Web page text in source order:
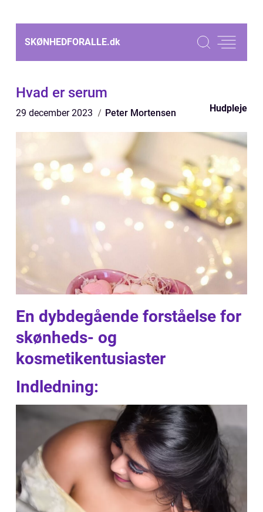
SKØNHEDFORALLE.dk
Hvad er serum
29 december 2023 Peter Mortensen Hudpleje
En dybdegående forståelse for
skønheds- og
kosmetikentusiaster
Indledning: